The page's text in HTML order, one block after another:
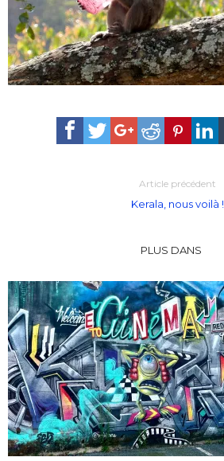
Article précédent
Kerala, nous voilà !
PLUS DANS